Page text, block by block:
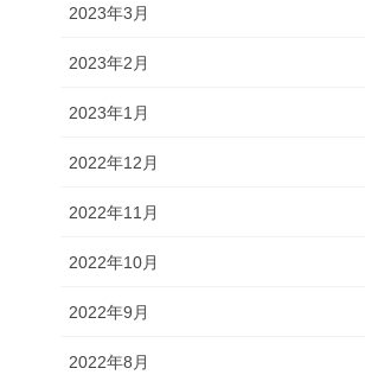
2023年3月
2023年2月
2023年1月
2022年12月
2022年11月
2022年10月
2022年9月
2022年8月